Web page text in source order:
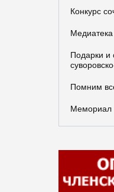
Конкурс
Медиатека
Подарки и
Помним
Мемориал